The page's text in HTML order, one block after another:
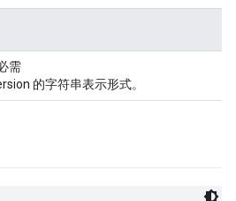
需
的字符串表示形式。